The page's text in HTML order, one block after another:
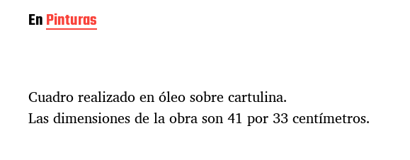
EnPinturas
Cuadro realizado en óleo sobre cartulina.
Las dimensiones de la obra son 41 por 33 centímetros.